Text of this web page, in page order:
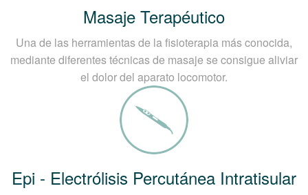
Masaje Terapéutico
Una de las herramientas de la fisioterapia más conocida,
mediante diferentes técnicas de masaje se consigue aliviar
el dolor del aparato locomotor.
Epi - Electrólisis Percutánea Intratisular